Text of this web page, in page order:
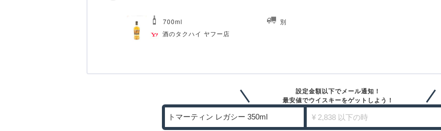
700ml
別
酒のタクハイ ヤフー店
設定金額以下でメール通知！
最安値でウイスキーをゲットしよう！